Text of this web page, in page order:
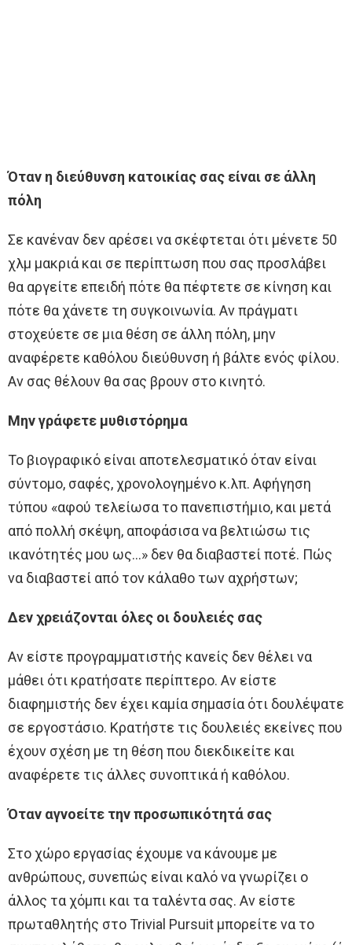
Όταν η διεύθυνση κατοικίας σας είναι σε άλλη
πόλη
Σε κανέναν δεν αρέσει να σκέφτεται ότι μένετε 50
χλμ μακριά και σε περίπτωση που σας προσλάβει
θα αργείτε επειδή πότε θα πέφτετε σε κίνηση και
πότε θα χάνετε τη συγκοινωνία. Αν πράγματι
στοχεύετε σε μια θέση σε άλλη πόλη, μην
αναφέρετε καθόλου διεύθυνση ή βάλτε ενός φίλου.
Αν σας θέλουν θα σας βρουν στο κινητό.
Μην γράφετε μυθιστόρημα
Το βιογραφικό είναι αποτελεσματικό όταν είναι
σύντομο, σαφές, χρονολογημένο κ.λπ. Αφήγηση
τύπου «αφού τελείωσα το πανεπιστήμιο, και μετά
από πολλή σκέψη, αποφάσισα να βελτιώσω τις
ικανότητές μου ως…» δεν θα διαβαστεί ποτέ. Πώς
να διαβαστεί από τον κάλαθο των αχρήστων;
Δεν χρειάζονται όλες οι δουλειές σας
Αν είστε προγραμματιστής κανείς δεν θέλει να
μάθει ότι κρατήσατε περίπτερο. Αν είστε
διαφημιστής δεν έχει καμία σημασία ότι δουλέψατε
σε εργοστάσιο. Κρατήστε τις δουλειές εκείνες που
έχουν σχέση με τη θέση που διεκδικείτε και
αναφέρετε τις άλλες συνοπτικά ή καθόλου.
Όταν αγνοείτε την προσωπικότητά σας
Στο χώρο εργασίας έχουμε να κάνουμε με
ανθρώπους, συνεπώς είναι καλό να γνωρίζει ο
άλλος τα χόμπι και τα ταλέντα σας. Αν είστε
πρωταθλητής στο Trivial Pursuit μπορείτε να το